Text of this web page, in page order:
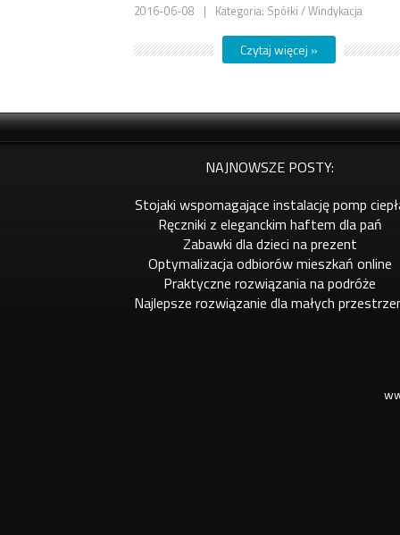
2016-06-08 | Kategoria: Spółki / Windykacja
Czytaj więcej »
NAJNOWSZE POSTY:
Stojaki wspomagające instalację pomp
Ręczniki z eleganckim haftem dla pań
Zabawki dla dzieci na prezent
Optymalizacja odbiorów mieszkań online
Praktyczne rozwiązania na podróże
Najlepsze rozwiązanie dla małych